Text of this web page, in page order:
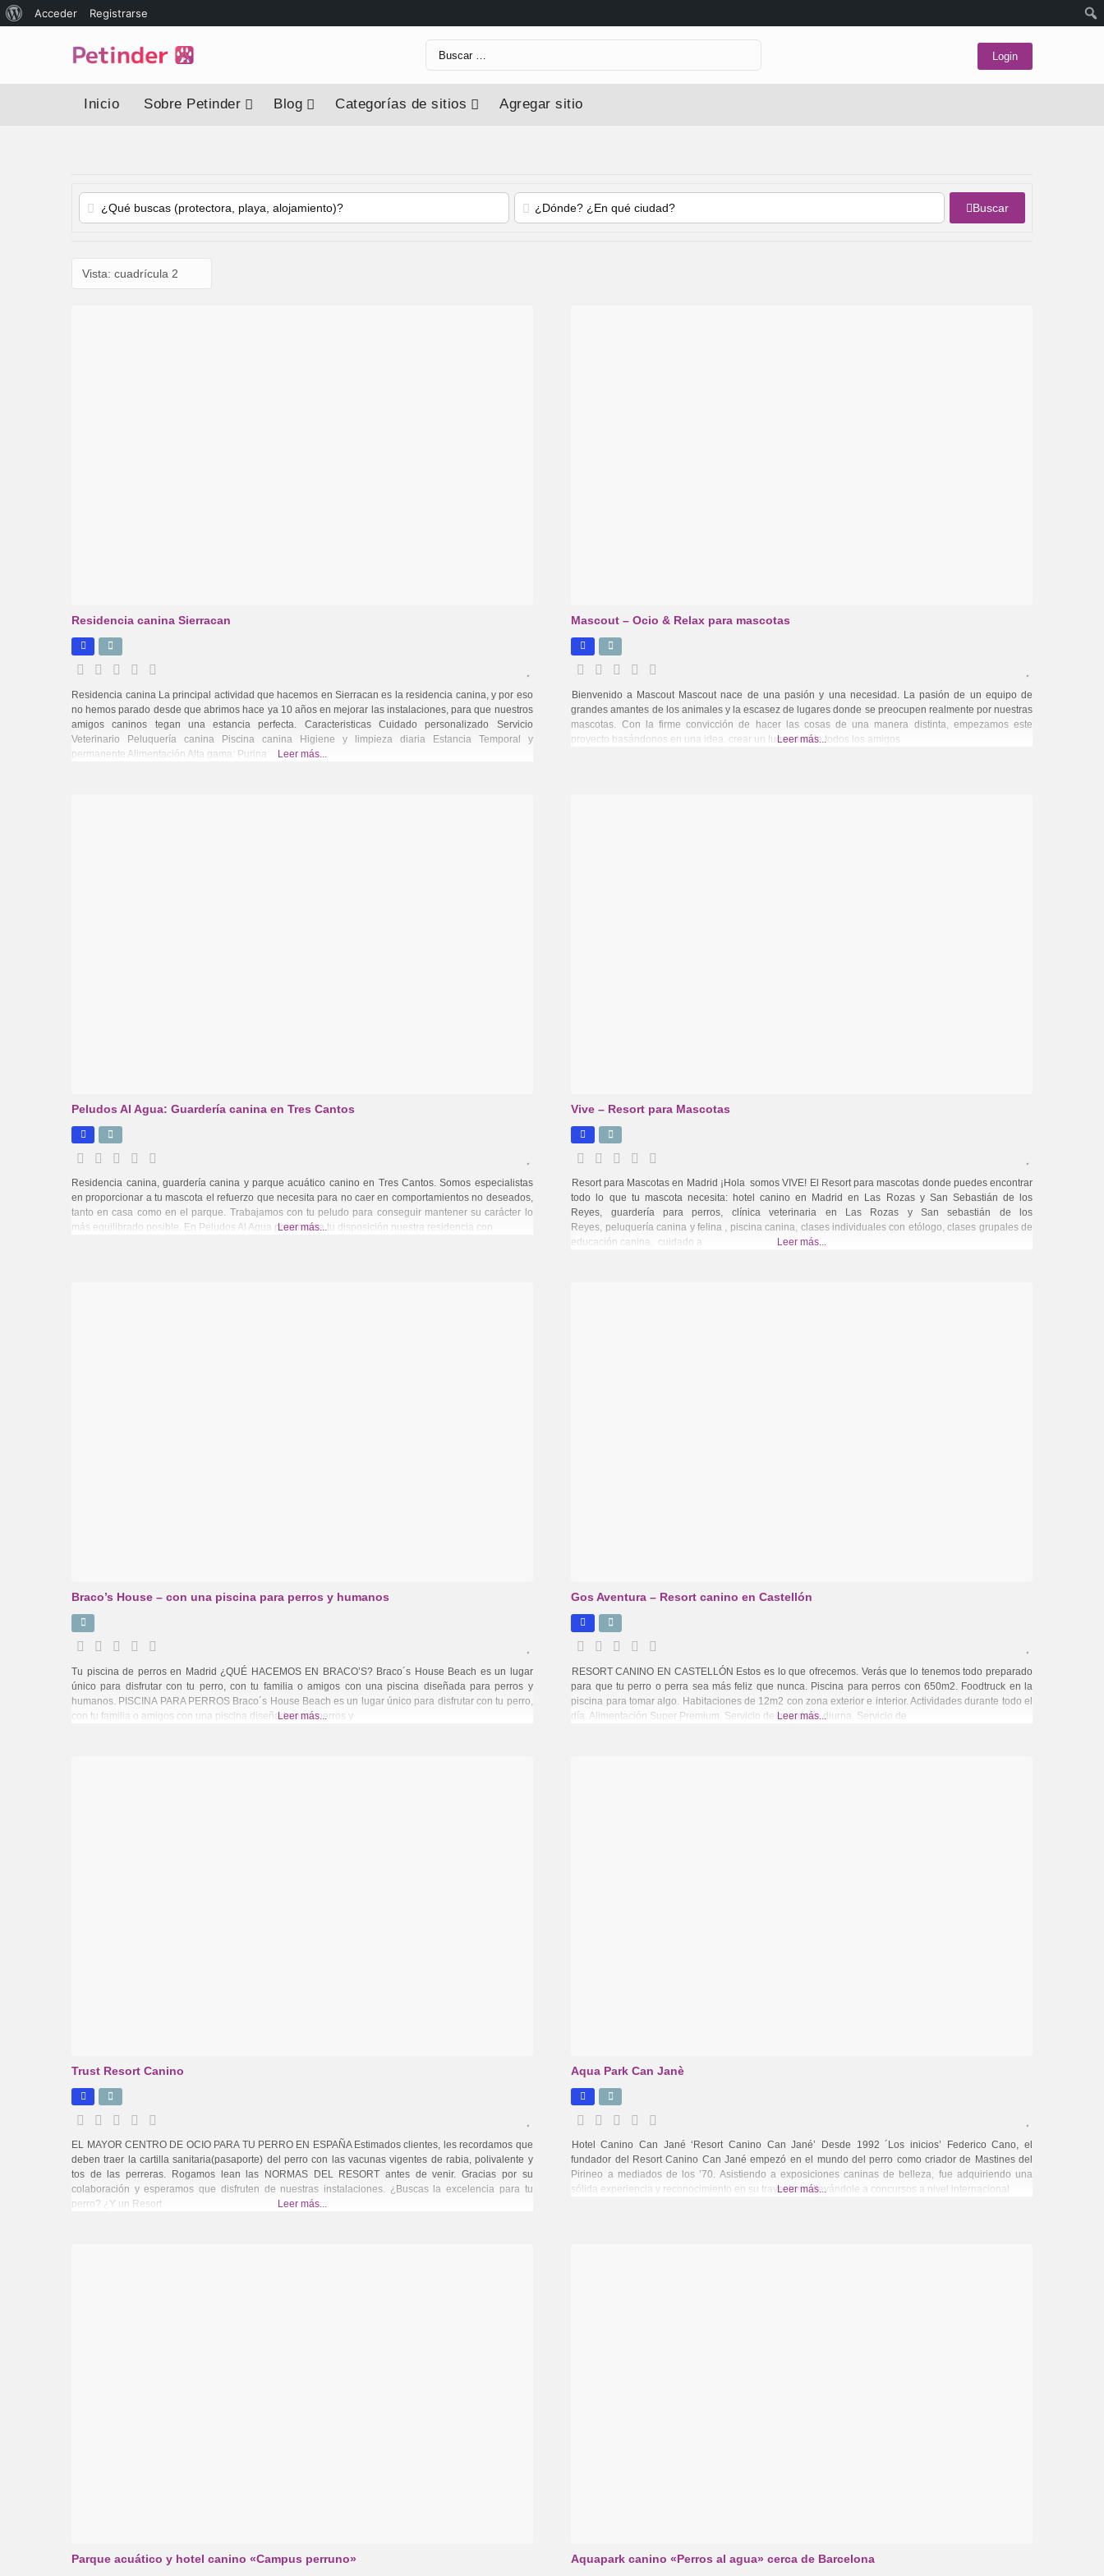
Acceder Registrarse
Login
Inicio Sobre Petinder Blog Categorías de sitios Agregar sitio
Buscar
Residencia canina Sierracan
Residencia canina La principal actividad que hacemos en Sierracan es la residencia canina, y por eso
no hemos parado desde que abrimos hace ya 10 años en mejorar las instalaciones, para que nuestros
amigos caninos tegan una estancia perfecta. Caracteristicas Cuidado personalizado Servicio
Veterinario Peluquería canina Piscina canina Higiene y limpieza diaria Estancia Temporal y
permanente Alimentación Alta gama: Purina
Leer más...
Mascout – Ocio & Relax para mascotas
Bienvenido a Mascout Mascout nace de una pasión y una necesidad. La pasión de un equipo de
grandes amantes de los animales y la escasez de lugares donde se preocupen realmente por nuestras
mascotas. Con la firme convicción de hacer las cosas de una manera distinta, empezamos este
proyecto basándonos en una idea, crear un lugar donde todos los amigos
Leer más...
Peludos Al Agua: Guardería canina en Tres Cantos
Residencia canina, guardería canina y parque acuático canino en Tres Cantos. Somos especialistas
en proporcionar a tu mascota el refuerzo que necesita para no caer en comportamientos no deseados,
tanto en casa como en el parque. Trabajamos con tu peludo para conseguir mantener su carácter lo
más equilibrado posible. En Peludos Al Agua ponemos a tu disposición nuestra residencia con
Leer más...
Vive – Resort para Mascotas
Resort para Mascotas en Madrid ¡Hola somos VIVE! El Resort para mascotas donde puedes encontrar
todo lo que tu mascota necesita: hotel canino en Madrid en Las Rozas y San Sebastián de los
Reyes, guardería para perros, clínica veterinaria en Las Rozas y San sebastián de los
Reyes, peluquería canina y felina , piscina canina, clases individuales con etólogo, clases grupales de
educación canina, cuidado a
Leer más...
Braco’s House – con una piscina para perros y humanos
Tu piscina de perros en Madrid ¿QUÉ HACEMOS EN BRACO’S? Braco´s House Beach es un lugar
único para disfrutar con tu perro, con tu familia o amigos con una piscina diseñada para perros y
humanos. PISCINA PARA PERROS Braco´s House Beach es un lugar único para disfrutar con tu perro,
con tu familia o amigos con una piscina diseñada para perros y
Leer más...
Gos Aventura – Resort canino en Castellón
RESORT CANINO EN CASTELLÓN Estos es lo que ofrecemos. Verás que lo tenemos todo preparado
para que tu perro o perra sea más feliz que nunca. Piscina para perros con 650m2. Foodtruck en la
piscina para tomar algo. Habitaciones de 12m2 con zona exterior e interior. Actividades durante todo el
día. Alimentación Super Premium. Servicio de guardería diurna. Servicio de
Leer más...
Trust Resort Canino
EL MAYOR CENTRO DE OCIO PARA TU PERRO EN ESPAÑA Estimados clientes, les recordamos que
deben traer la cartilla sanitaria(pasaporte) del perro con las vacunas vigentes de rabia, polivalente y
tos de las perreras. Rogamos lean las NORMAS DEL RESORT antes de venir. Gracias por su
colaboración y esperamos que disfruten de nuestras instalaciones. ¿Buscas la excelencia para tu
perro? ¿Y un Resort
Leer más...
Aqua Park Can Janè
Hotel Canino Can Jané ‘Resort Canino Can Jané’ Desde 1992 ´Los inicios’ Federico Cano, el
fundador del Resort Canino Can Jané empezó en el mundo del perro como criador de Mastines del
Pirineo a mediados de los ’70. Asistiendo a exposiciones caninas de belleza, fue adquiriendo una
sólida experiencia y reconocimiento en su trayectoria, llevándole a concursos a nivel internacional
Leer más...
Parque acuático y hotel canino «Campus perruno» Aquapark canino «Perros al agua» cerca de Barcelona